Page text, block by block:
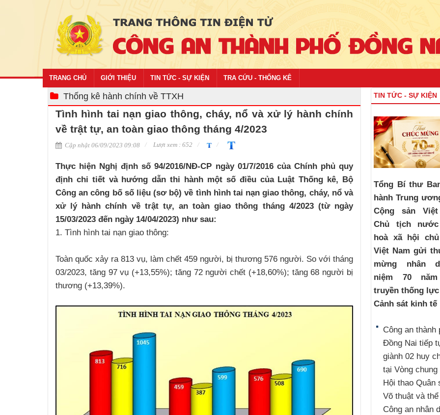
TRANG CHỦ GIỚI THIỆU TIN TỨC - SỰ KIỆN TRA CỨU - THỐNG KÊ
Thống kê hành chính về TTXH
Tình hình tai nạn giao thông, cháy, nổ và xử lý hành chính
về trật tự, an toàn giao thông tháng 4/2023
Cập nhật 06/09/2023 09:08 Lượt xem : 652
Thực hiện Nghị định số 94/2016/NĐ-CP ngày 01/7/2016 của Chính phủ quy
định chi tiết và hướng dẫn thi hành một số điều của Luật Thống kê, Bộ
Công an công bố số liệu (sơ bộ) về tình hình tai nạn giao thông, cháy, nổ và
xử lý hành chính về trật tự, an toàn giao thông tháng 4/2023 (từ ngày
15/03/2023 đến ngày 14/04/2023) như sau:
1. Tình hình tai nạn giao thông:
Toàn quốc xảy ra 813 vụ, làm chết 459 người, bị thương 576 người. So với tháng
03/2023, tăng 97 vụ (+13,55%); tăng 72 người chết (+18,60%); tăng 68 người bị
thương (+13,39%).
TIN TỨC - SỰ KIỆN
Tổng Bí thư
hành Trung
Cộng sản
Chủ tịch nước
hoà xã hội
Việt Nam gửi
mừng nhân
niệm 70
truyền thống
Cảnh sát kinh tế
Công an thành
Đồng Nai tiếp
giành 02 huy
tại Vòng chung
Hội thao Quân
Võ thuật và
Công an nhân